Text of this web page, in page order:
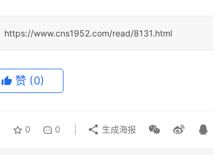
https://www.cns1952.com/read/8131.html
赞 (0)
0 0 生成海报